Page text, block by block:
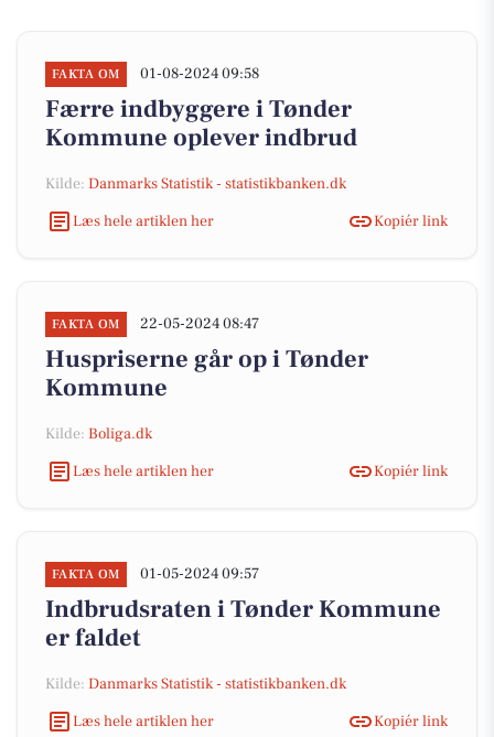
FAKTA OM 01-08-2024 09:58
Færre indbyggere i Tønder
Kommune oplever indbrud
Kilde: Danmarks Statistik - statistikbanken.dk
Læs hele artiklen her
Kopiér link
FAKTA OM 22-05-2024 08:47
Huspriserne går op i Tønder
Kommune
Kilde: Boliga.dk
Læs hele artiklen her
Kopiér link
FAKTA OM 01-05-2024 09:57
Indbrudsraten i Tønder Kommune
er faldet
Kilde: Danmarks Statistik - statistikbanken.dk
Læs hele artiklen her
Kopiér link